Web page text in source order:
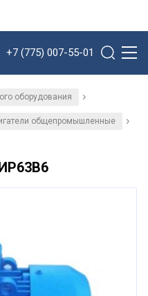
+7 (775) 007-55-01
оборудования /
общепромышленные /